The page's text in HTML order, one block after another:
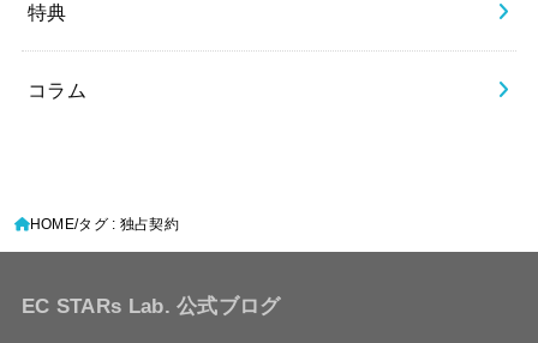
特典
コラム
HOME タグ : 独占契約
EC STARs Lab. 公式ブログ